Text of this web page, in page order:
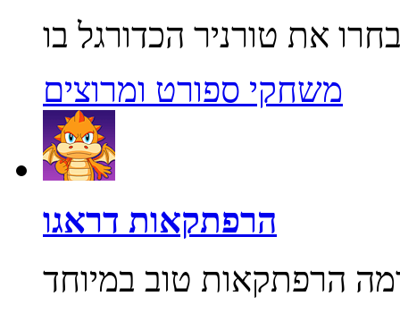
משחקי ספורט ומרוצים
הרפתקאות דראגו